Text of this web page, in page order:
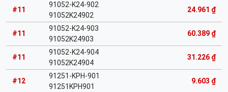
#11
91052-K24-902
91052K24902
24.961 ₫
#11
91052-K24-903
91052K24903
60.389 ₫
#11
91052-K24-904
91052K24904
31.226 ₫
#12
91251-KPH-901
91251KPH901
9.603 ₫